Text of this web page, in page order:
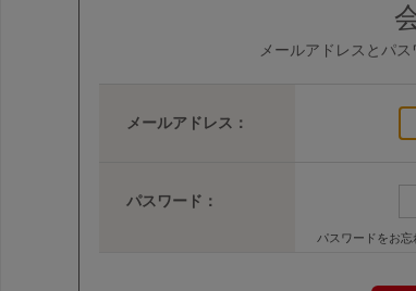
メールアドレスとパ
メールアドレス：
パスワード：
パスワードをお忘